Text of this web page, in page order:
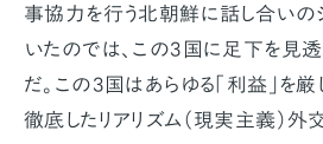
事協力を行う北朝鮮に話し合いの
いたのでは、この3国に足下を見透
だ。この3国はあらゆる「利益」を厳
徹底したリアリズム（現実主義）外